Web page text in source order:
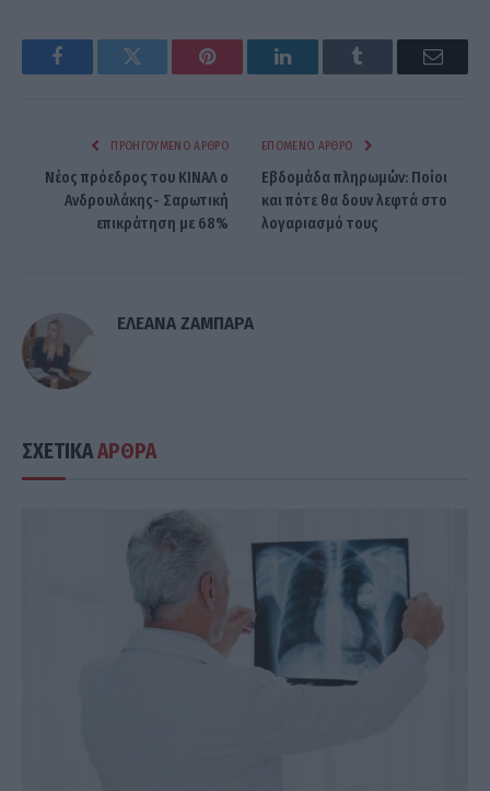
FacebookTwitter Pinterest LinkedInTumblr Email
ΠΡΟΗΓΟΎΜΕΝΟ ΆΡΘΡΟ
Νέος πρόεδρος του ΚΙΝΑΛ ο
Ανδρουλάκης- Σαρωτική
επικράτηση με 68%
ΕΠΌΜΕΝΟ ΆΡΘΡΟ
Εβδομάδα πληρωμών: Ποίοι
και πότε θα δουν λεφτά στο
λογαριασμό τους
ΕΛΕΑΝΑ ΖΑΜΠΑΡΑ
ΣΧΕΤΙΚΑΑΡΘΡΑ